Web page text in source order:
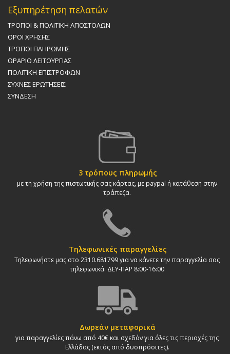
Εξυπηρέτηση πελατών
ΤΡΟΠΟΙ & ΠΟΛΙΤΙΚΗ AΠΟΣΤΟΛΩΝ
ΟΡΟΙ ΧΡΗΣΗΣ
ΤΡΟΠΟΙ ΠΛΗΡΩΜΗΣ
ΩΡAΡΙΟ ΛΕΙΤΟΥΡΓΙAΣ
ΠΟΛΙΤΙΚΗ ΕΠΙΣΤΡΟΦΩΝ
ΣΥΧΝΕΣ ΕΡΩΤΗΣΕΙΣ
ΣΥΝΔΕΣΗ
3 τρόπους πληρωμής
με τη χρήση της πιστωτικής σας κάρτας, με paypal ή κατάθεση στην
τράπεζα.
Τηλεφωνικές παραγγελίες
Τηλεφωνήστε μας στο 2310.681799 για να κάνετε την παραγγελία σας
τηλεφωνικά. ΔΕΥ-ΠΑΡ 8:00-16:00
Δωρεάν μεταφορικά
για παραγγελίες πάνω από 40€ και σχεδόν για όλες τις περιοχές της
Ελλάδας (εκτός από δυσπρόσιτες).